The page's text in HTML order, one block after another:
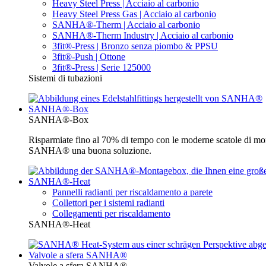
Heavy Steel Press | Acciaio al carbonio
Heavy Steel Press Gas | Acciaio al carbonio
SANHA®-Therm | Acciaio al carbonio
SANHA®-Therm Industry | Acciaio al carbonio
3fit®-Press | Bronzo senza piombo & PPSU
3fit®-Push | Ottone
3fit®-Press | Serie 125000
Sistemi di tubazioni
SANHA®-Box
SANHA®-Box
Risparmiate fino al 70% di tempo con le moderne scatole di
SANHA® una buona soluzione.
SANHA®-Heat
Pannelli radianti per riscaldamento a parete
Collettori per i sistemi radianti
Collegamenti per riscaldamento
SANHA®-Heat
Valvole a sfera SANHA®